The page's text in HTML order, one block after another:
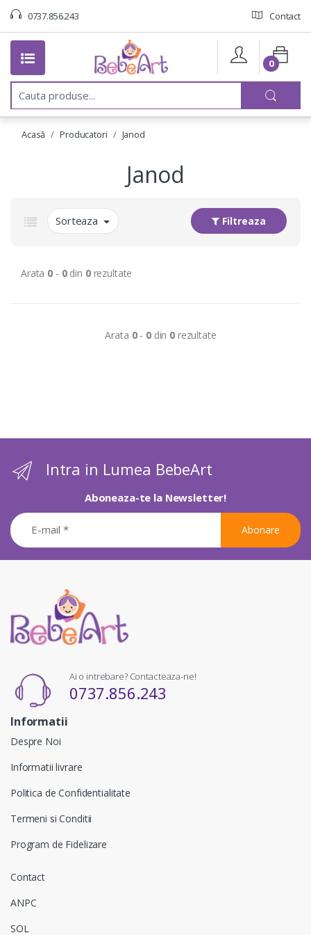
0737.856.243 Contact
C
u
0
Acasă Producatori Janod
Janod
Sorteaza Filtreaza
Arata 0 - 0din 0rezultate
Arata 0- 0din 0 rezultate
Intra in Lumea BebeArt
Aboneaza-te la Newsletter!
Abonare
Ai o intrebare? Contacteaza-ne!
0737.856.243
Informatii
Despre Noi
Informatii livrare
Politica de Confidentialitate
Termeni si Conditii
Program de Fidelizare
Contact
ANPC
SOL